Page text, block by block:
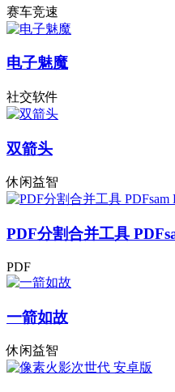
赛车竞速
电子魅魔
社交软件
双箭头
休闲益智
PDF分割合并工具
PDF
一箭如故
休闲益智